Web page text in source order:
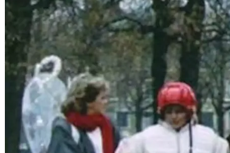
Hustruer - ti år etter
Film
Forfatter:
Leverandør:
Norgesfilm AS
Lisens:
Ti år er gått etter at de tre hustruene møttes til
før lille julaften. Alle skal fortelle hva de har gjort i årene
samfølelsen som igjen oppstår mellom de tre
middagen ligger i frysern". Og så bærer det avsted på
Kaja og Heidrun. Fortsettelsen av den populære
Frisch og Jon Eikemo – samt Sveriges store komiker
Publisert
16.09.2024